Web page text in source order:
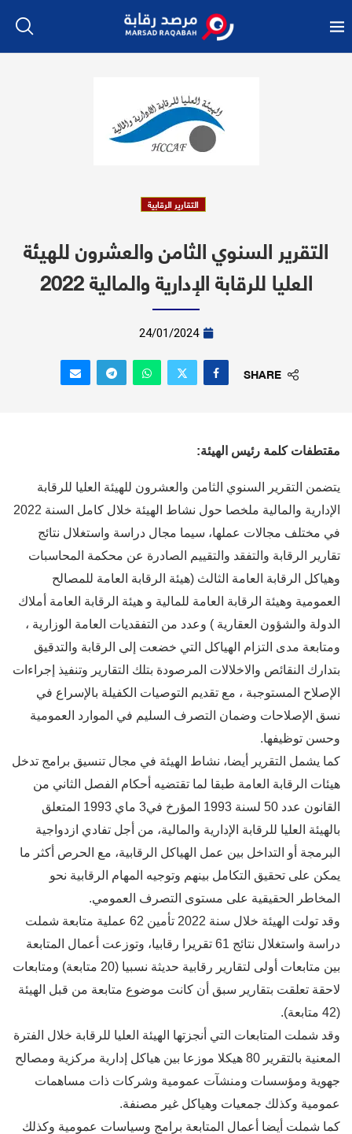
التقارير الرقابية
التقرير السنوي الثامن والعشرون للهيئة
العليا للرقابة الإدارية والمالية 2022
24/01/2024
SHARE
مقتطفات كلمة رئيس الهيئة:
يتضمن التقرير السنوي الثامن والعشرون للهيئة العليا للرقابة
الإدارية والمالية ملخصا حول نشاط الهيئة خلال كامل السنة 2022
في مختلف مجالات عملها، سيما مجال دراسة واستغلال نتائج
تقارير الرقابة والتفقد والتقييم الصادرة عن محكمة المحاسبات
وهياكل الرقابة العامة الثالث (هيئة الرقابة العامة للمصالح
العمومية وهيئة الرقابة العامة للمالية و هيئة الرقابة العامة أملاك
الدولة والشؤون العقارية ) وعدد من التفقديات العامة الوزارية ،
ومتابعة مدى التزام الهياكل التي خضعت إلى الرقابة والتدقيق
بتدارك النقائص والاخلالات المرصودة بتلك التقارير وتنفيذ إجراءات
الإصلاح المستوجبة ، مع تقديم التوصيات الكفيلة بالإسراع في
نسق الإصلاحات وضمان التصرف السليم في الموارد العمومية
وحسن توظيفها.
كما يشمل التقرير أيضا، نشاط الهيئة في مجال تنسيق برامج تدخل
هيئات الرقابة العامة طبقا لما تقتضيه أحكام الفصل الثاني من
القانون عدد 50 لسنة 1993 المؤرخ في3 ماي 1993 المتعلق
بالهيئة العليا للرقابة الإدارية والمالية، من أجل تفادي ازدواجية
البرمجة أو التداخل بين عمل الهياكل الرقابية، مع الحرص أكثر ما
يمكن على تحقيق التكامل بينهم وتوجيه المهام الرقابية نحو
المخاطر الحقيقية على مستوى التصرف العمومي.
وقد تولت الهيئة خلال سنة 2022 تأمين 62 عملية متابعة شملت
دراسة واستغلال نتائج 61 تقريرا رقابيا، وتوزعت أعمال المتابعة
بين متابعات أولى لتقارير رقابية حديثة نسبيا (20 متابعة) ومتابعات
لاحقة تعلقت بتقارير سبق أن كانت موضوع متابعة من قبل الهيئة
(42 متابعة).
وقد شملت المتابعات التي أنجزتها الهيئة العليا للرقابة خلال الفترة
المعنية بالتقرير 80 هيكلا موزعا بين هياكل إدارية مركزية ومصالح
جهوية ومؤسسات ومنشآت عمومية وشركات ذات مساهمات
عمومية وكذلك جمعيات وهياكل غير مصنفة.
كما شملت أيضا أعمال المتابعة برامج وسياسات عمومية وكذلك